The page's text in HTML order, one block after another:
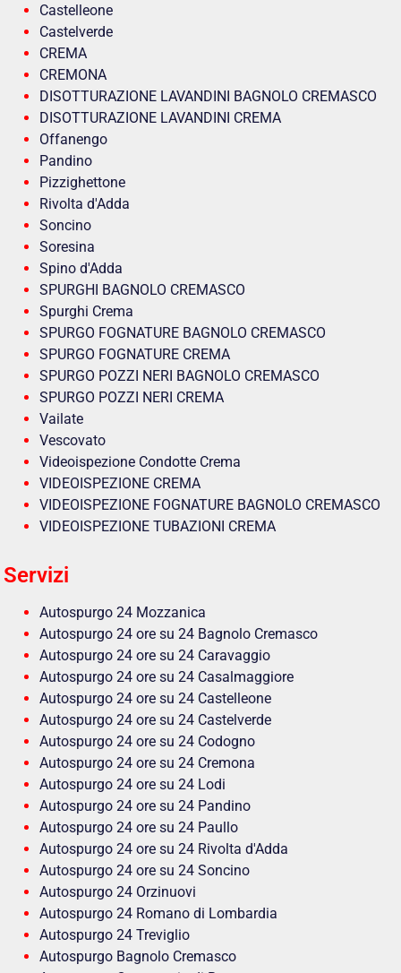
Castelleone
Castelverde
CREMA
CREMONA
DISOTTURAZIONE LAVANDINI BAGNOLO CREMASCO
DISOTTURAZIONE LAVANDINI CREMA
Offanengo
Pandino
Pizzighettone
Rivolta d'Adda
Soncino
Soresina
Spino d'Adda
SPURGHI BAGNOLO CREMASCO
Spurghi Crema
SPURGO FOGNATURE BAGNOLO CREMASCO
SPURGO FOGNATURE CREMA
SPURGO POZZI NERI BAGNOLO CREMASCO
SPURGO POZZI NERI CREMA
Vailate
Vescovato
Videoispezione Condotte Crema
VIDEOISPEZIONE CREMA
VIDEOISPEZIONE FOGNATURE BAGNOLO CREMASCO
VIDEOISPEZIONE TUBAZIONI CREMA
Servizi
Autospurgo 24 Mozzanica
Autospurgo 24 ore su 24 Bagnolo Cremasco
Autospurgo 24 ore su 24 Caravaggio
Autospurgo 24 ore su 24 Casalmaggiore
Autospurgo 24 ore su 24 Castelleone
Autospurgo 24 ore su 24 Castelverde
Autospurgo 24 ore su 24 Codogno
Autospurgo 24 ore su 24 Cremona
Autospurgo 24 ore su 24 Lodi
Autospurgo 24 ore su 24 Pandino
Autospurgo 24 ore su 24 Paullo
Autospurgo 24 ore su 24 Rivolta d'Adda
Autospurgo 24 ore su 24 Soncino
Autospurgo 24 Orzinuovi
Autospurgo 24 Romano di Lombardia
Autospurgo 24 Treviglio
Autospurgo Bagnolo Cremasco